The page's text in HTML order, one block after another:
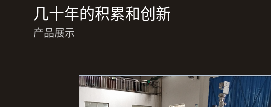
几十年的积累和创新
产品展示